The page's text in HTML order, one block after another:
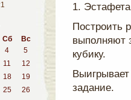
Сб Вс
4
5
11
12
18
19
25
26
1.
Построить
выполняют
кубику.
задание.